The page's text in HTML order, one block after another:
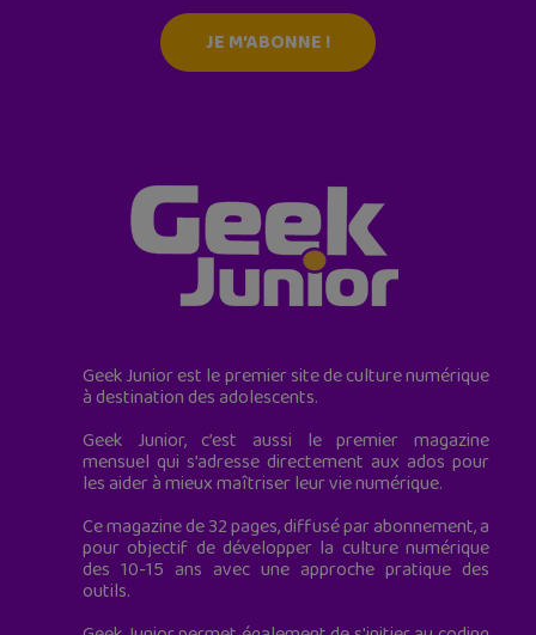
JE M'ABONNE !
Geek Junior est le premier site de culture numérique
à destination des adolescents.
Geek Junior, c’est aussi le premier magazine
mensuel qui s’adresse directement aux ados pour
les aider à mieux maîtriser leur vie numérique.
Ce magazine de 32 pages, diffusé par abonnement, a
pour objectif de développer la culture numérique
des 10-15 ans avec une approche pratique des
outils.